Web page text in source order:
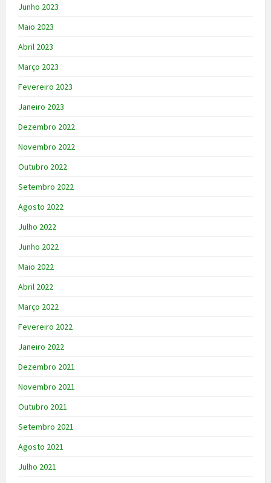
Junho 2023
Maio 2023
Abril 2023
Março 2023
Fevereiro 2023
Janeiro 2023
Dezembro 2022
Novembro 2022
Outubro 2022
Setembro 2022
Agosto 2022
Julho 2022
Junho 2022
Maio 2022
Abril 2022
Março 2022
Fevereiro 2022
Janeiro 2022
Dezembro 2021
Novembro 2021
Outubro 2021
Setembro 2021
Agosto 2021
Julho 2021